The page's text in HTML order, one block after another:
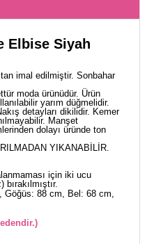
Elbise Siyah
imal edilmiştir. Sonbahar
moda ürünüdür. Ürün
yarım düğmelidir.
detayları dikilidir. Kemer
Manşet
dolayı üründe ton
YIKANABİLİR.
için iki ucu
Göğüs: 88 cm, Bel: 68 cm,